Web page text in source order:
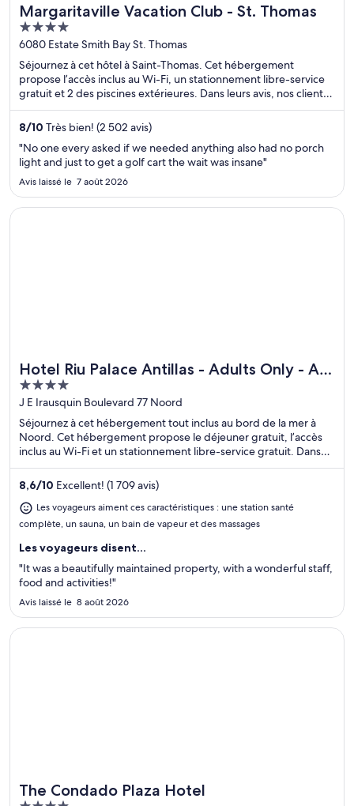
Margaritaville Vacation Club - St. Thomas
4
out
of
5
6080 Estate Smith Bay St. Thomas
Séjournez à cet hôtel à Saint-Thomas. Cet hébergement
propose l’accès inclus au Wi-Fi, un stationnement libre-service
gratuit et 2 des piscines extérieures. Dans leurs avis, nos clients
font l’éloge de la piscine et du personnel serviable. Deux
attractions prisées, Sapphire Beach et Coki Beach, se situent à
proximité.
8/10 Très bien! (2 502 avis)
"No one every asked if we needed anything also had no porch
light and just to get a golf cart the wait was insane"
Avis laissé le 7 août 2026
Idéal pour les fins de semaine au spa
Hotel Riu Palace Antillas - Adults Only - All
Inclusive
4
out
of
5
J E Irausquin Boulevard 77 Noord
Séjournez à cet hébergement tout inclus au bord de la mer à
Noord. Cet hébergement propose le déjeuner gratuit, l’accès
inclus au Wi-Fi et un stationnement libre-service gratuit. Dans
leurs avis, nos clients font l’éloge du personnel serviable et de la
propreté des chambres. Deux attractions prisées, Plage d'Eagle
Beach et Divi Golf and Beach Resort, se situent à proximité.
8,6/10 Excellent! (1 709 avis)
Les voyageurs aiment ces caractéristiques : une station santé
complète, un sauna, un bain de vapeur et des massages
Les voyageurs disent...
"It was a beautifully maintained property, with a wonderful staff,
food and activities!"
Avis laissé le 8 août 2026
S’ouvre dans une nouvelle fenêtre
Hotel Riu Palace Antillas - Adults Only - All Inclusive
The Condado Plaza Hotel
S’ouvre dans une nouvelle fenêtre
The Condado Plaza Hotel